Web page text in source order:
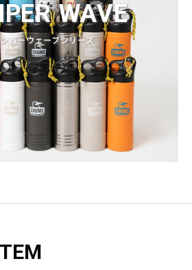
WAVE
パーウェーブシリーズ